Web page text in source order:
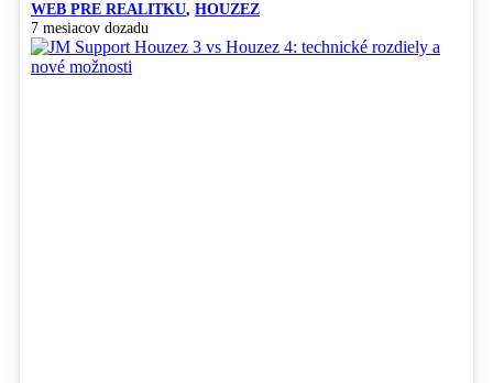
WEB PRE REALITKU, HOUZEZ
7 mesiacov dozadu